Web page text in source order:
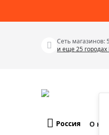
Сеть магазинов:
и еще 25 городах
Телескопы
Россия О